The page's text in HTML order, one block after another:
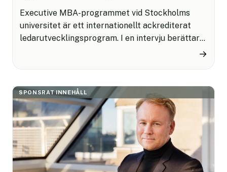
Executive MBA-programmet vid Stockholms
universitet är ett internationellt ackrediterat
ledarutvecklingsprogram. I en intervju berättar
→
SPONSRAT INNEHÅLL